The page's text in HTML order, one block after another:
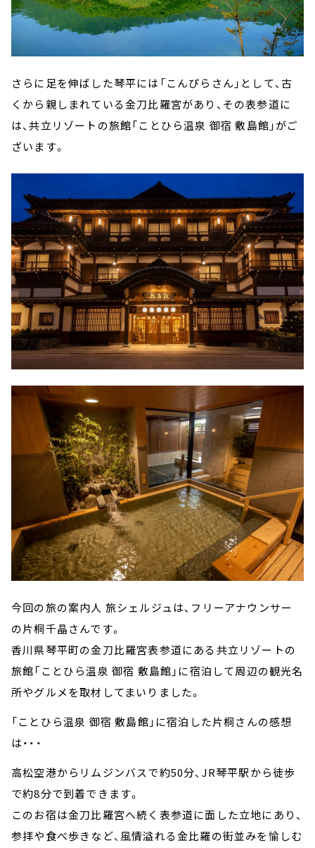
さらに足を伸ばした琴平には「こんぴらさん」として、古
くから親しまれている金刀比羅宮があり、その表参道に
は、共立リゾートの旅館「ことひら温泉 御宿 敷島館」がご
ざいます。
今回の旅の案内人 旅シェルジュは、フリーアナウンサー
の片桐千晶さんです。
香川県琴平町の金刀比羅宮表参道にある共立リゾートの
旅館「ことひら温泉 御宿 敷島館」に宿泊して周辺の観光名
所やグルメを取材してまいりました。
「ことひら温泉 御宿 敷島館」に宿泊した片桐さんの感想
は・・・
高松空港からリムジンバスで約50分、JR琴平駅から徒歩
で約8分で到着できます。
このお宿は金刀比羅宮へ続く表参道に面した立地にあり、
参拝や食べ歩きなど、風情溢れる金比羅の街並みを愉しむ